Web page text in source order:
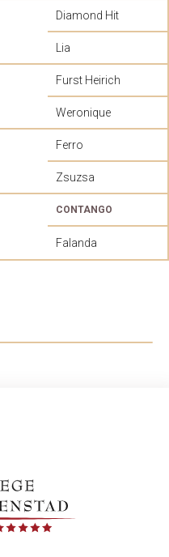
Diamond Hit
Lia
Furst Heirich
Weronique
Ferro
Zsuzsa
CONTANGO
Falanda